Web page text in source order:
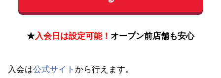
★ 入会日は設定可能！ オープン前店舗も安心
入会は 公式サイト から行えます。